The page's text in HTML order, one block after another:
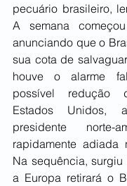
pecuário brasileiro,
A semana
anunciando que o
sua cota de
houve o alarme
possível redução
Estados Unidos,
presidente norte-
rapidamente adiada
Na sequência,
a Europa retirará o